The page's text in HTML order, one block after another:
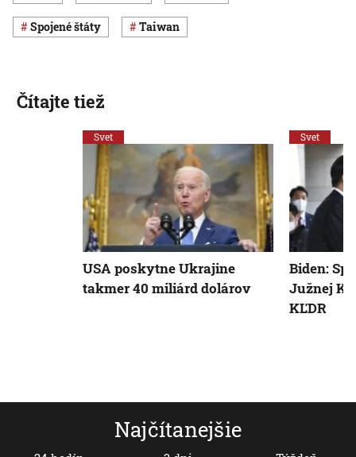
Spojené štáty Taiwan
Najčítanejšie
Čítajte tiež
Svet
USA poskytne Ukrajine
takmer 40 miliárd dolárov
Svet
Biden:
Južnej
KĽDR